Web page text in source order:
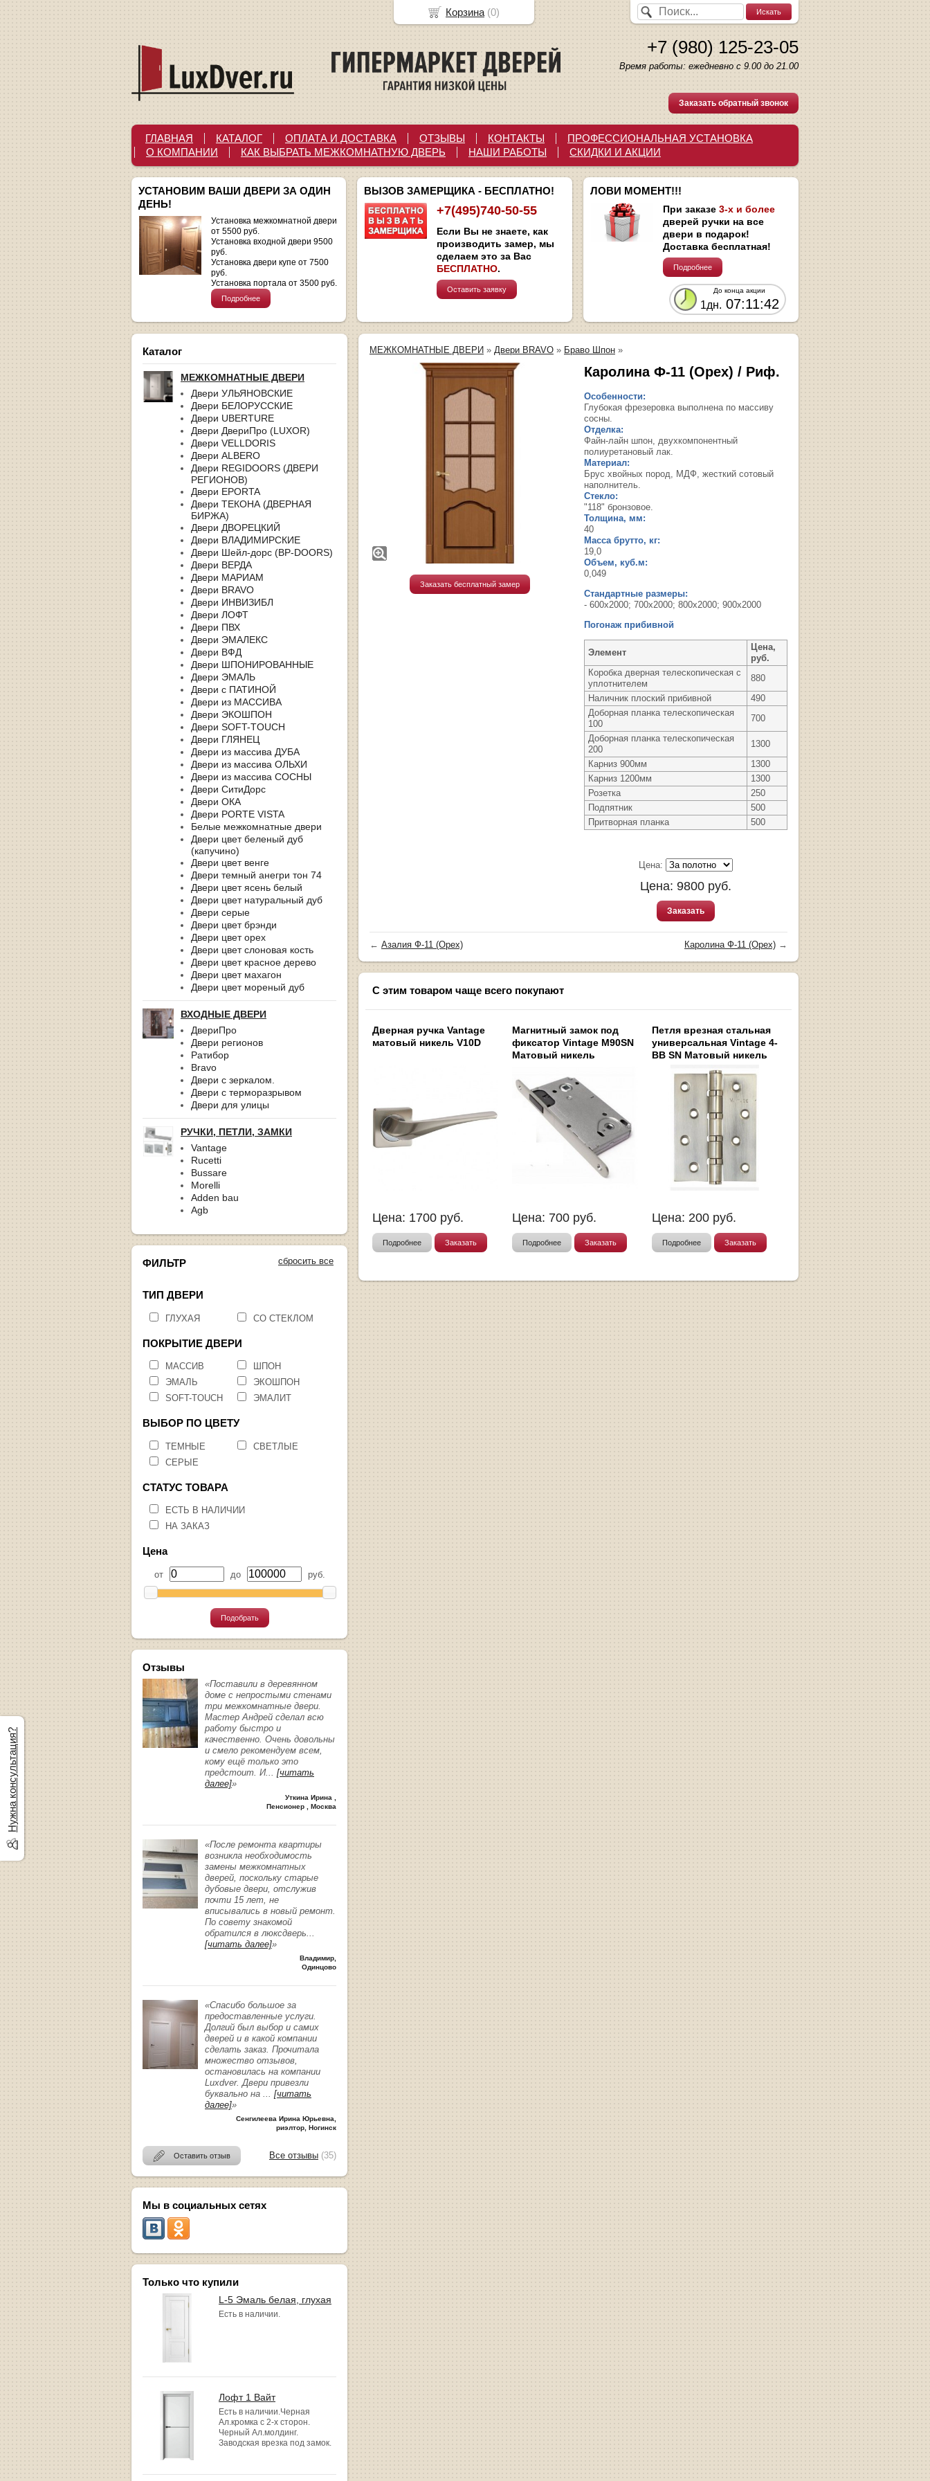
+7 (980) 125-23-05
Время работы: ежедневно с 9.00 до 21.00
Заказать обратный звонок
ГЛАВНАЯ КАТАЛОГ ОПЛАТА И ДОСТАВКА ОТЗЫВЫ КОНТАКТЫ
ПРОФЕССИОНАЛЬНАЯ УСТАНОВКА
О КОМПАНИИ
КАК ВЫБРАТЬ МЕЖКОМНАТНУЮ ДВЕРЬ НАШИ РАБОТЫ СКИДКИ И АКЦИИ
УСТАНОВИМ ВАШИ ДВЕРИ ЗА ОДИН
ДЕНЬ!
Установка межкомнатной двери
от 5500 руб.
Установка входной двери 9500
руб.
Установка двери купе от 7500
руб.
Установка портала от 3500 руб.
Подробнее
ВЫЗОВ ЗАМЕРЩИКА - БЕСПЛАТНО!
+7(495)740-50-55
Если Вы не знаете, как
производить замер, мы
сделаем это за Вас
БЕСПЛАТНО.
Оставить заявку
ЛОВИ МОМЕНТ!!!
При заказе 3-х и более
дверей ручки на все
двери в подарок!
Доставка бесплатная!
Подробнее
До конца акции
1дн. 07:11:41
Каталог
МЕЖКОМНАТНЫЕ ДВЕРИ
Двери УЛЬЯНОВСКИЕ
Двери БЕЛОРУССКИЕ
Двери UBERTURE
Двери ДвериПро (LUXOR)
Двери VELLDORIS
Двери ALBERO
Двери REGIDOORS (ДВЕРИ
РЕГИОНОВ)
Двери EPORTA
Двери ТЕКОНА (ДВЕРНАЯ
БИРЖА)
Двери ДВОРЕЦКИЙ
Двери ВЛАДИМИРСКИЕ
Двери Шейл-дорс (BP-DOORS)
Двери ВЕРДА
Двери МАРИАМ
Двери BRAVO
Двери ИНВИЗИБЛ
Двери ЛОФТ
Двери ПВХ
Двери ЭМАЛЕКС
Двери ВФД
Двери ШПОНИРОВАННЫЕ
Двери ЭМАЛЬ
Двери с ПАТИНОЙ
Двери из МАССИВА
Двери ЭКОШПОН
Двери SOFT-TOUCH
Двери ГЛЯНЕЦ
Двери из массива ДУБА
Двери из массива ОЛЬХИ
Двери из массива СОСНЫ
Двери СитиДорс
Двери ОКА
Двери PORTE VISTA
Белые межкомнатные двери
Двери цвет беленый дуб
(капучино)
Двери цвет венге
Двери темный анегри тон 74
Двери цвет ясень белый
Двери цвет натуральный дуб
Двери серые
Двери цвет брэнди
Двери цвет орех
Двери цвет слоновая кость
Двери цвет красное дерево
Двери цвет махагон
Двери цвет мореный дуб
ВХОДНЫЕ ДВЕРИ
ДвериПро
Двери регионов
Ратибор
Bravo
Двери с зеркалом.
Двери с терморазрывом
Двери для улицы
РУЧКИ, ПЕТЛИ, ЗАМКИ
Vantage
Rucetti
Bussare
Morelli
Adden bau
Agb
сбросить все
ФИЛЬТР
ТИП ДВЕРИ
ГЛУХАЯ СО СТЕКЛОМ
ПОКРЫТИЕ ДВЕРИ
МАССИВ
ШПОН
ЭМАЛЬ
ЭКОШПОН
SOFT-TOUCH
ЭМАЛИТ
ВЫБОР ПО ЦВЕТУ
ТЕМНЫЕ
СВЕТЛЫЕ
СЕРЫЕ
СТАТУС ТОВАРА
ЕСТЬ В НАЛИЧИИ
НА ЗАКАЗ
Цена
от до руб.
Подобрать
Отзывы
«Поставили в деревянном
доме с непростыми стенами
три межкомнатные двери.
Мастер Андрей сделал всю
работу быстро и
качественно. Очень довольны
и смело рекомендуем всем,
кому ещё только это
предстоит. И... [читать
далее]»
Уткина Ирина ,
Пенсионер , Москва
«После ремонта квартиры
возникла необходимость
замены межкомнатных
дверей, поскольку старые
дубовые двери, отслужив
почти 15 лет, не
вписывались в новый ремонт.
По совету знакомой
обратился в люксдверь...
[читать далее]»
Владимир,
Одинцово
«Спасибо большое за
предоставленные услуги.
Долгий был выбор и самих
дверей и в какой компании
сделать заказ. Прочитала
множество отзывов,
остановилась на компании
Luxdver. Двери привезли
буквально на ... [читать
далее]»
Сенгилеева Ирина Юрьевна,
риэлтор, Ногинск
Оставить отзыв Все отзывы (35)
Мы в социальных сетях
Только что купили
L-5 Эмаль белая, глухая
Есть в наличии.
Лофт 1 Вайт
Есть в наличии.Черная
Ал.кромка с 2-х сторон.
Черный Ал.молдинг.
Заводская врезка под замок.
МЕЖКОМНАТНЫЕ ДВЕРИ » Двери BRAVO » Браво Шпон »
Заказать бесплатный замер
Каролина Ф-11 (Орех) / Риф.
Особенности:
Глубокая фрезеровка выполнена по массиву
сосны.
Отделка:
Файн-лайн шпон, двухкомпонентный
полиуретановый лак.
Материал:
Брус хвойных пород, МДФ, жесткий сотовый
наполнитель.
Стекло:
"118" бронзовое.
Толщина, мм:
40
Масса брутто, кг:
19,0
Объем, куб.м:
0,049
Стандартные размеры:
- 600х2000; 700х2000; 800х2000; 900х2000
Погонаж прибивной
Элемент
Цена,
руб.
Коробка дверная телескопическая с
уплотнителем
880
Наличник плоский прибивной
490
Доборная планка телескопическая
100
700
Доборная планка телескопическая
200
1300
Карниз 900мм
1300
Карниз 1200мм
1300
Розетка
250
Подпятник
500
Притворная планка
500
Цена:
Цена: 9800 руб.
Заказать
← Азалия Ф-11 (Орех) Каролина Ф-11 (Орех) →
С этим товаром чаще всего покупают
Дверная ручка Vantage
матовый никель V10D
Цена: 1700 руб.
Подробнее Заказать
Магнитный замок под
фиксатор Vintage M90SN
Матовый никель
Цена: 700 руб.
Подробнее Заказать
Петля врезная стальная
универсальная Vintage 4-
BB SN Матовый никель
Цена: 200 руб.
Подробнее Заказать
Нужна консультация?
Корзина (0)